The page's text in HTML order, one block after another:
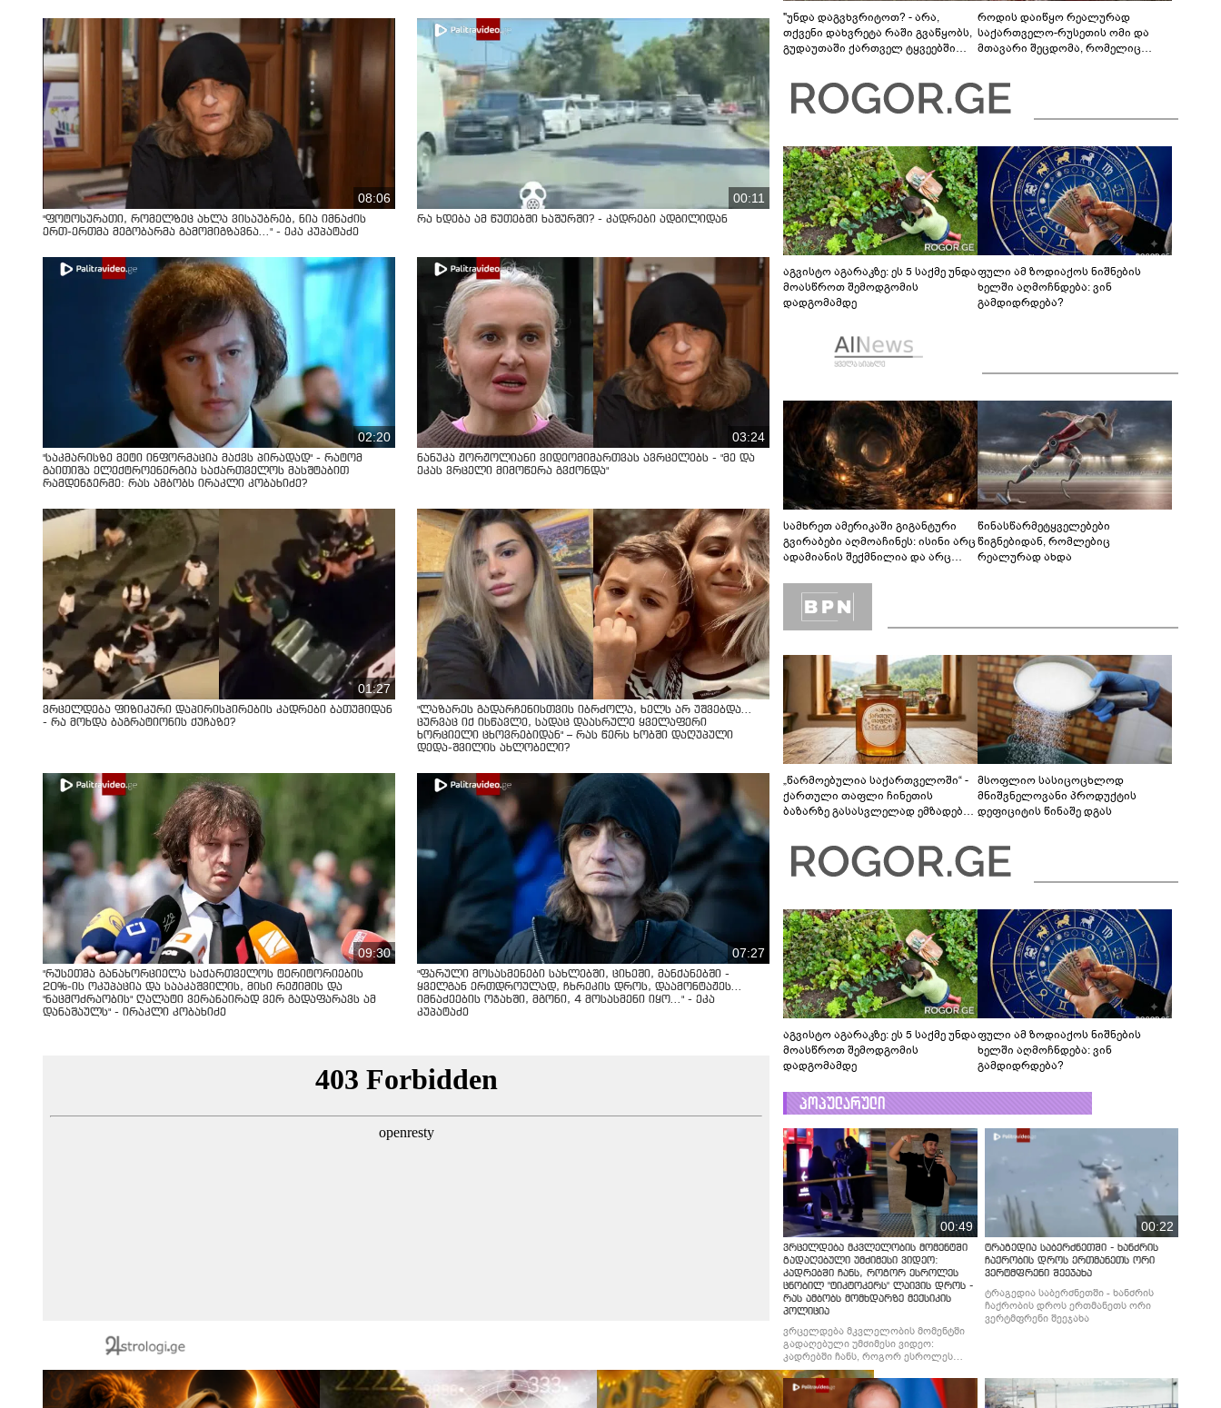
08:06
"ფოტოსურათი, რომელზეც ახლა ვისაუბრებ, ნია იმნაძის
ერთ-ერთმა მეგობარმა გამომიგზავნა..." - ეკა კუპატაძე
00:11
რა ხდება ამ წუთებში ხაშურში? - კადრები ადგილიდან
02:20
"საკმარისზე მეტი ინფორმაცია მაქვს პირადად" - რატომ
გაითიშა ელექტროენერგია საქართველოს მასშტაბით
რამდენჯერმე: რას ამბობს ირაკლი კობახიძე?
03:24
ნანუკა ჟორჟოლიანი ვიდეომიმართვას ავრცელებს - "მე და
ეკას ვრცელი მიმოწერა გვქონდა"
01:27
ვრცელდება ფიზიკური დაპირისპირების კადრები ბათუმიდან
- რა მოხდა ბაგრატიონის ქუჩაზე?
"ლაზარეს გადარჩენისთვის იბრძოლა, ხელს არ უშვებდა…
ცურვაც იქ ისწავლე, სადაც დაასრულე ყველაფერი
ხორციელი ცხოვრებიდან" – რას წერს ხობში დაღუპული
დედა-შვილის ახლობელი?
09:30
"რუსეთმა განახორციელა საქართველოს ტერიტორიების
20%-ის ოკუპაცია და სააკაშვილის, მისი რეჟიმის და
"ნაცმოძრაობის" ღალატი ვერანაირად ვერ გადაფარავს ამ
დანაშაულს" - ირაკლი კობახიძე
07:27
"ფარული მოსასმენები სახლებში, ციხეში, მანქანებში -
ყველგან ერთდროულად, ჩხრეკის დროს, დაამონტაჟეს...
იმნაძეების ოჯახში, მგონი, 4 მოსასმენი იყო..." - ეკა
კუპატაძე
"უნდა დაგვხვრიტოთ? - არა,
თქვენი დახვრეტა რაში გვაწყობს,
გუდაუთაში ქართველ ტყვეებში
როდის დაიწყო რეალურად
საქართველო-რუსეთის ომი და
მთავარი შეცდომა, რომელიც
აგვისტო აგარაკზე: ეს 5 საქმე უნდა
მოასწროთ შემოდგომის
დადგომამდე
ფული ამ ზოდიაქოს ნიშნების
ხელში აღმოჩნდება: ვინ
გამდიდრდება?
სამხრეთ ამერიკაში გიგანტური
გვირაბები აღმოაჩინეს: ისინი არც
ადამიანის შექმნილია და არც
ლაბირინთები?
წინასწარმეტყველებები
წიგნებიდან, რომლებიც
რეალურად ახდა
„წარმოებულია საქართველოში“ -
ქართული თაფლი ჩინეთის
ბაზარზე გასასვლელად ემზადება -
მსოფლიო სასიცოცხლოდ
მნიშვნელოვანი პროდუქტის
დეფიციტის წინაშე დგას
აგვისტო აგარაკზე: ეს 5 საქმე უნდა
მოასწროთ შემოდგომის
დადგომამდე
ფული ამ ზოდიაქოს ნიშნების
ხელში აღმოჩნდება: ვინ
გამდიდრდება?
პოპულარული
00:49
ვრცელდება მკვლელობის მომენტში
გადაღებული უმძიმესი ვიდეო:
კადრებში ჩანს, როგორ ესროლეს
ცნობილ "ტიკტოკერს" ლაივის დროს -
რას ამბობს მომხდარზე მექსიკის
პოლიცია
ვრცელდება მკვლელობის მომენტში
გადაღებული უმძიმესი ვიდეო:
კადრებში ჩანს, როგორ ესროლეს
ცნობილ "ტიკტოკერს" ლაივის დროს -
რას ამბობს მომხდარზე მექსიკის
პოლიცია
00:22
ტრაგედია საბერძნეთში - ხანძრის
ჩაქრობის დროს ერთმანეთს ორი
ვერტმფრენი შეეჯახა
ტრაგედია საბერძნეთში - ხანძრის
ჩაქრობის დროს ერთმანეთს ორი
ვერტმფრენი შეეჯახა